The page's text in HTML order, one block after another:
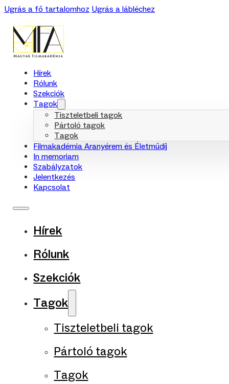
Ugrás a fő tartalomhoz Ugrás a lábléchez
Hírek
Rólunk
Szekciók
Tagok
Tiszteletbeli tagok
Pártoló tagok
Tagok
Filmakadémia Aranyérem és Életműdíj
In memoriam
Szabályzatok
Jelentkezés
Kapcsolat
Hírek
Rólunk
Szekciók
Tagok
Tiszteletbeli tagok
Pártoló tagok
Tagok